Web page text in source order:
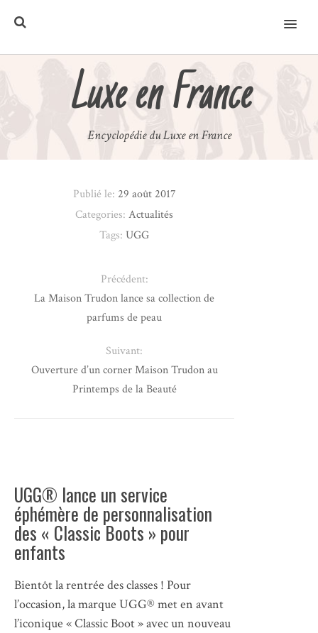
MENU
Luxe en France
Encyclopédie du Luxe en France
UGG® lance un service
éphémère de personnalisation
des « Classic Boots » pour
enfants
Bientôt la rentrée des classes ! Pour
l’occasion, la marque UGG® met en avant
l’iconique « Classic Boot » avec un nouveau
Publié le: 29 août 2017
Categories:Actualités
Tags:UGG
Précédent:
La Maison Trudon lance sa collection de
parfums de peau
Suivant:
Ouverture d’un corner Maison Trudon au
Printemps de la Beauté